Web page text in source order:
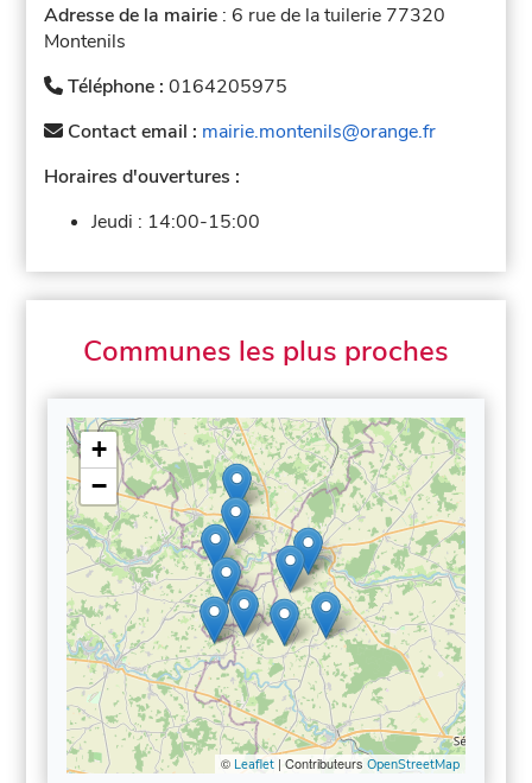
Adresse de la mairie : 6 rue de la tuilerie 77320
Montenils
Téléphone :0164205975
Contact email : mairie.montenils@orange.fr
Horaires d'ouvertures :
Jeudi : 14:00-15:00
Communes les plus proches
+
−
© Leaflet| Contributeurs OpenStreetMap